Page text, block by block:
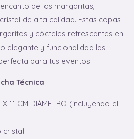
de las margaritas,
de alta calidad. Estas copas
y cócteles refrescantes en
elegante y funcionalidad las
para tus eventos.
Técnica
11 CM DIÁMETRO (incluyendo el
cristal